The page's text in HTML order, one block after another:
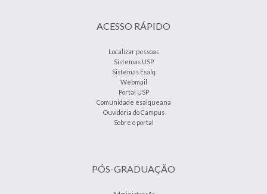
ACESSO RÁPIDO
Localizar pessoas
Sistemas USP
Sistemas Esalq
Webmail
Portal USP
Comunidade esalqueana
Ouvidoria do Campus
Sobre o portal
PÓS-GRADUAÇÃO